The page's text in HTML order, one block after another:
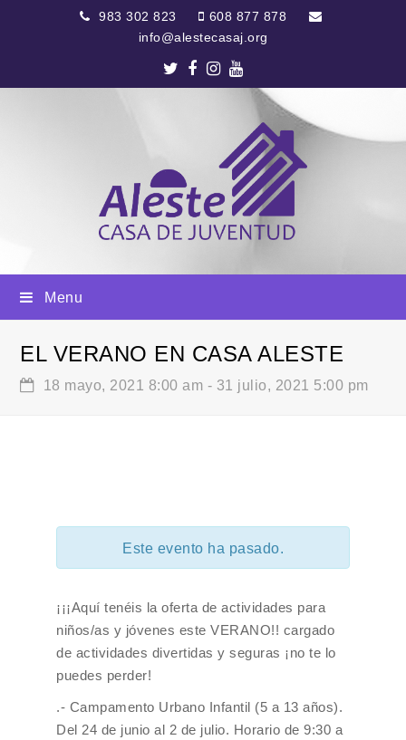
983 302 823
608 877 878
info@alestecasaj.org
Twitter
Facebook
Instagram
Youtube
Menu
EL VERANO EN CASA ALESTE
18 mayo, 2021 8:00 am - 31 julio, 2021 5:00 pm
Este evento ha pasado.
¡¡¡Aquí tenéis la oferta de actividades para
niños/as y jóvenes este VERANO!! cargado
de actividades divertidas y seguras ¡no te lo
puedes perder!
.- Campamento Urbano Infantil (5 a 13 años).
Del 24 de junio al 2 de julio. Horario de 9:30 a